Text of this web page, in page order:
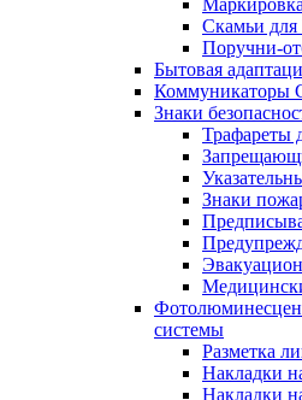
Скамьи
Поручни-
Бытовая
Коммуникаторы
Знаки
Трафареты
Знаки
системы
Разметка
Накладки
Накладки